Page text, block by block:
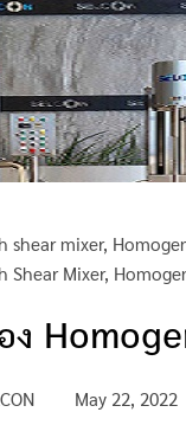
shear mixer,
Shear Mixer,
อง
May 22, 2022